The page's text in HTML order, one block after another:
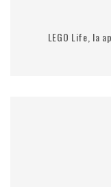
LEGO Life, la